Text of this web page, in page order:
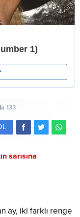
133
sarısına
ay, iki farklı renge